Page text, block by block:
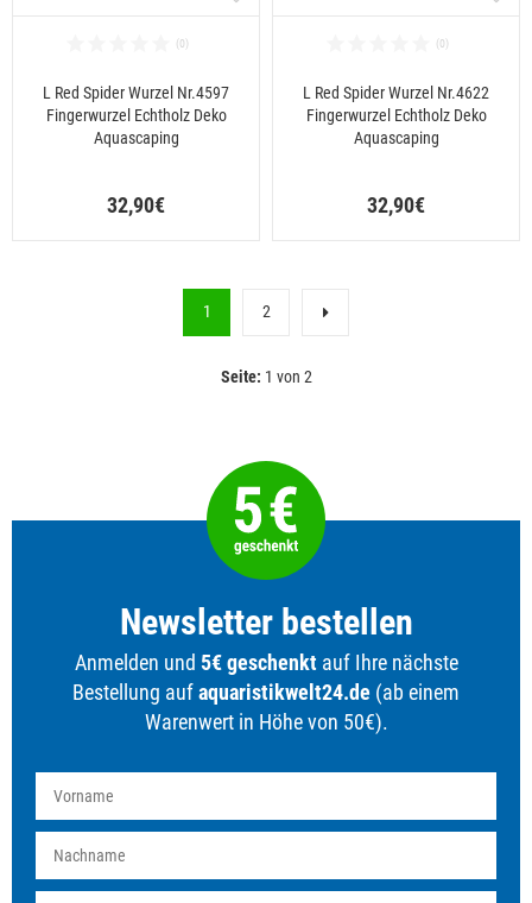
L Red Spider Wurzel Nr.4597
Fingerwurzel Echtholz Deko
Aquascaping
32,90€
L Red Spider Wurzel Nr.4622
Fingerwurzel Echtholz Deko
Aquascaping
32,90€
1 2
Seite: 1 von 2
Newsletter bestellen
Anmelden und 5€ geschenktauf Ihre nächste
Bestellung aufaquaristikwelt24.de (ab einem
Warenwert in Höhe von 50€).